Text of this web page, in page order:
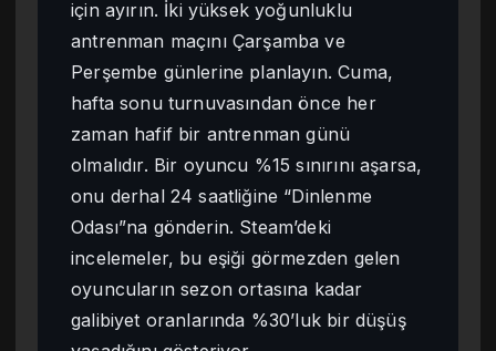
için ayırın. İki yüksek yoğunluklu
antrenman maçını Çarşamba ve
Perşembe günlerine planlayın. Cuma,
hafta sonu turnuvasından önce her
zaman hafif bir antrenman günü
olmalıdır. Bir oyuncu %15 sınırını aşarsa,
onu derhal 24 saatliğine “Dinlenme
Odası”na gönderin. Steam’deki
incelemeler, bu eşiği görmezden gelen
oyuncuların sezon ortasına kadar
galibiyet oranlarında %30’luk bir düşüş